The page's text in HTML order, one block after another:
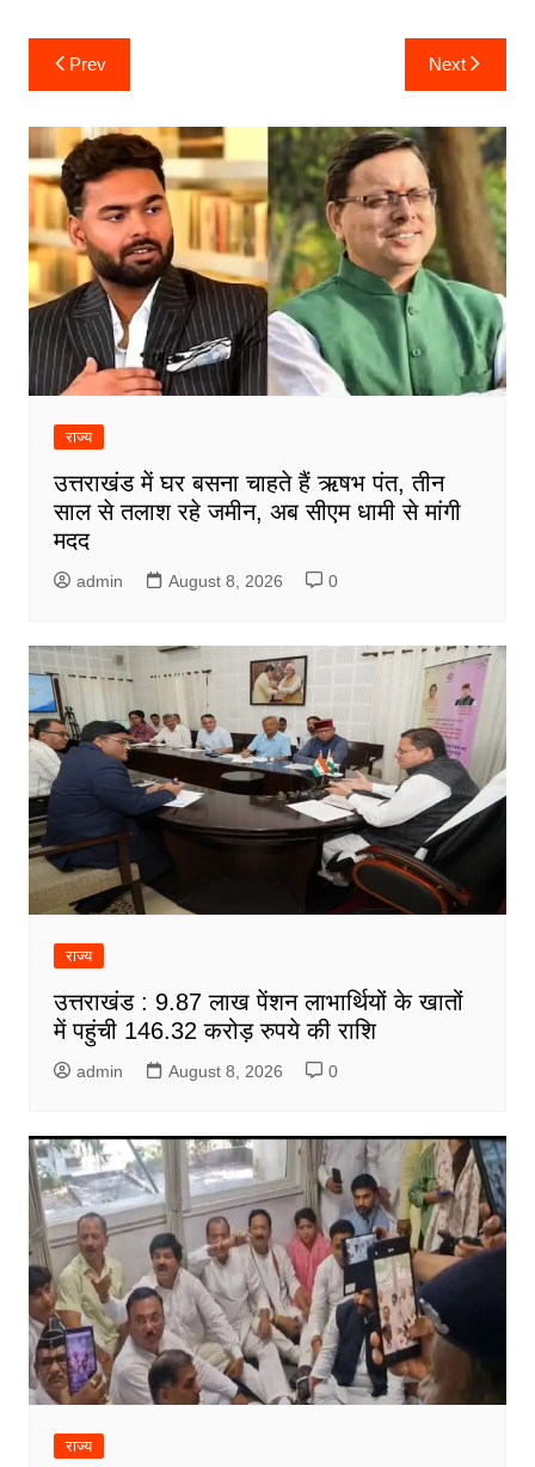
Post
navigation
Prev Next
राज्य
उत्तराखंड में घर बसना चाहते हैं ऋषभ पंत, तीन
साल से तलाश रहे जमीन, अब सीएम धामी से मांगी
मदद
admin August 8, 2026 0
राज्य
उत्तराखंड : 9.87 लाख पेंशन लाभार्थियों के खातों
में पहुंची 146.32 करोड़ रुपये की राशि
admin August 8, 2026 0
राज्य